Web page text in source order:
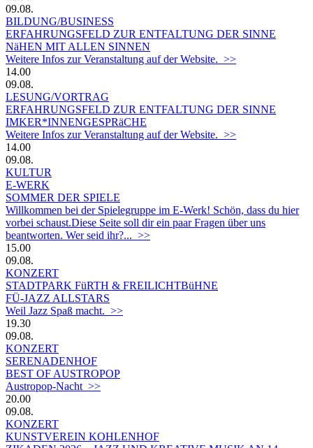
09.08.
BILDUNG/BUSINESS
ERFAHRUNGSFELD ZUR ENTFALTUNG DER SINNE
NäHEN MIT ALLEN SINNEN
Weitere Infos zur Veranstaltung auf der Website. >>
14.00
09.08.
LESUNG/VORTRAG
ERFAHRUNGSFELD ZUR ENTFALTUNG DER SINNE
IMKER*INNENGESPRäCHE
Weitere Infos zur Veranstaltung auf der Website. >>
14.00
09.08.
KULTUR
E-WERK
SOMMER DER SPIELE
Willkommen bei der Spielegruppe im E-Werk! Schön, dass du hier
vorbei schaust.Diese Seite soll dir ein paar Fragen über uns
beantworten. Wer seid ihr?... >>
15.00
09.08.
KONZERT
STADTPARK FüRTH & FREILICHTBüHNE
FÜ-JAZZ ALLSTARS
Weil Jazz Spaß macht. >>
19.30
09.08.
KONZERT
SERENADENHOF
BEST OF AUSTROPOP
Austropop-Nacht >>
20.00
09.08.
KONZERT
KUNSTVEREIN KOHLENHOF